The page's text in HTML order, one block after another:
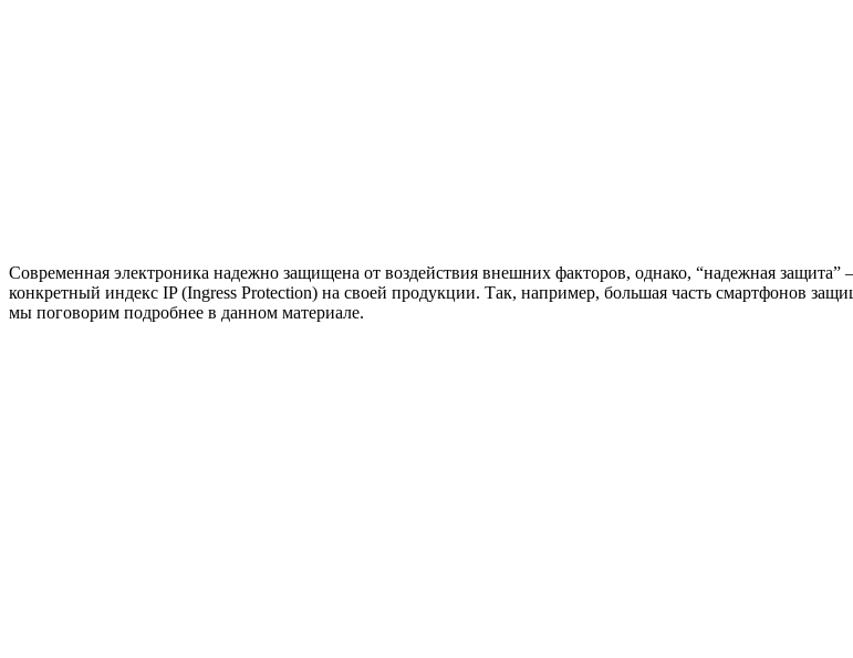
Современная электроника надежно защищена от воздействия внешних факторов, однако, “надежная
конкретный индекс IP (Ingress Protection) на своей продукции. Так, например, большая часть смартфонов
мы поговорим подробнее в данном материале.